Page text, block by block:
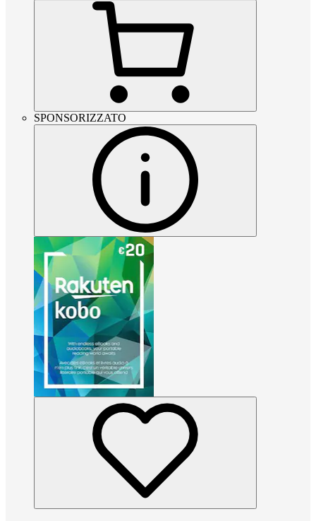
SPONSORIZZATO